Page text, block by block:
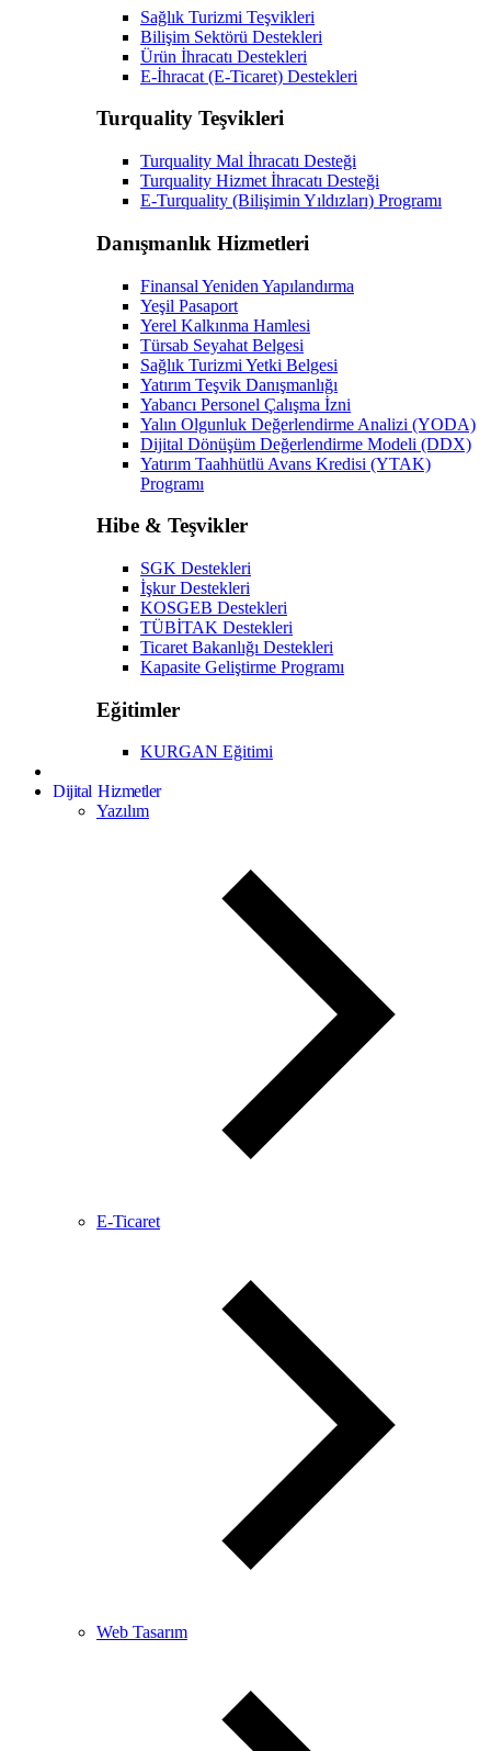
Sağlık Turizmi Teşvikleri
Bilişim Sektörü Destekleri
Ürün İhracatı Destekleri
E-İhracat (E-Ticaret) Destekleri
Turquality Teşvikleri
Turquality Mal İhracatı Desteği
Turquality Hizmet İhracatı Desteği
E-Turquality (Bilişimin Yıldızları) Programı
Danışmanlık Hizmetleri
Finansal Yeniden Yapılandırma
Yeşil Pasaport
Yerel Kalkınma Hamlesi
Türsab Seyahat Belgesi
Sağlık Turizmi Yetki Belgesi
Yatırım Teşvik Danışmanlığı
Yabancı Personel Çalışma İzni
Yalın Olgunluk Değerlendirme Analizi (YODA)
Dijital Dönüşüm Değerlendirme Modeli (DDX)
Yatırım Taahhütlü Avans Kredisi (YTAK)
Programı
Hibe & Teşvikler
SGK Destekleri
İşkur Destekleri
KOSGEB Destekleri
TÜBİTAK Destekleri
Ticaret Bakanlığı Destekleri
Kapasite Geliştirme Programı
Eğitimler
KURGAN Eğitimi
Dijital Hizmetler
Yazılım
E-Ticaret
Web Tasarım